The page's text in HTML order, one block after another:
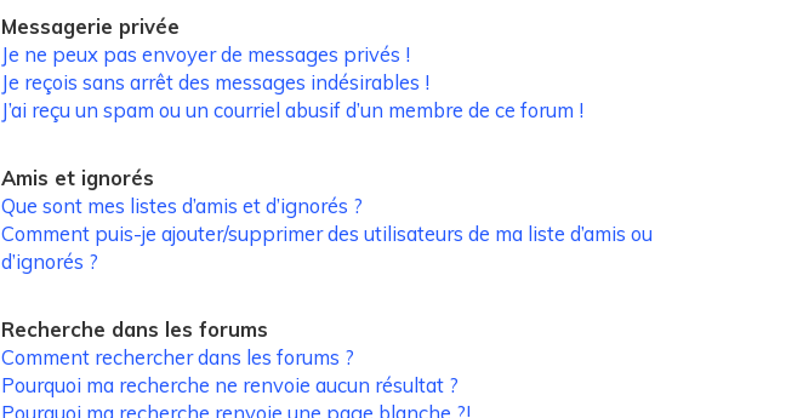
Messagerie privée
Je ne peux pas envoyer de messages privés !
Je reçois sans arrêt des messages indésirables !
J’ai reçu un spam ou un courriel abusif d’un membre de ce forum !
Amis et ignorés
Que sont mes listes d’amis et d’ignorés ?
Comment puis-je ajouter/supprimer des utilisateurs de ma liste d’amis ou
d’ignorés ?
Recherche dans les forums
Comment rechercher dans les forums ?
Pourquoi ma recherche ne renvoie aucun résultat ?
Pourquoi ma recherche renvoie une page blanche ?!